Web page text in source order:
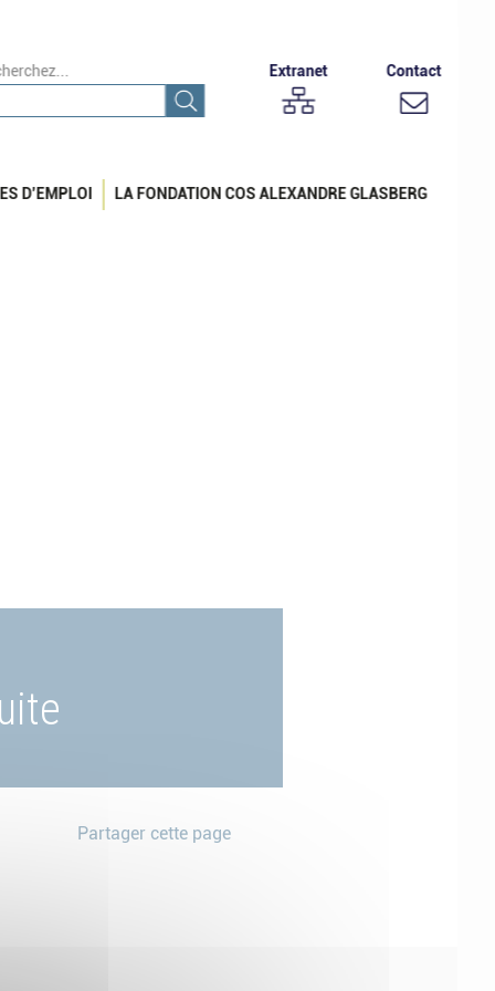
Extranet Contact
D’EMPLOI LA FONDATION COS ALEXANDRE GLASBERG
Partager cette page